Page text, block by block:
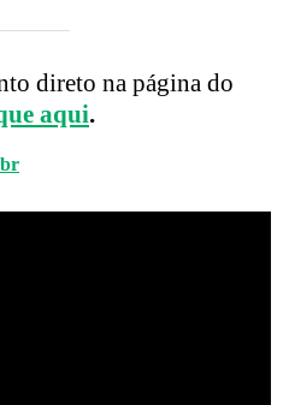
direto na página do
aqui.